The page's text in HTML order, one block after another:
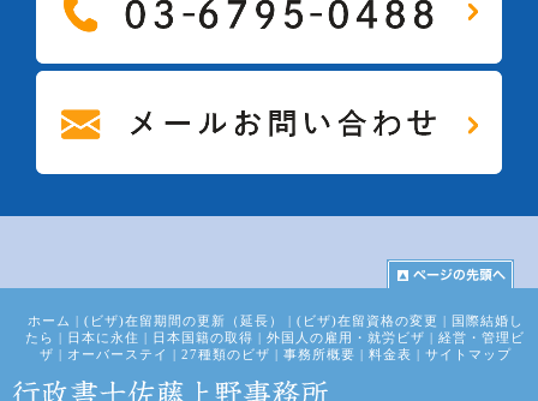
ホーム | (ビザ)在留期間の更新（延長） | (ビザ)在留資格の変更 | 国際結婚し
たら | 日本に永住 | 日本国籍の取得 | 外国人の雇用・就労ビザ | 経営・管理ビ
ザ | オーバーステイ | 27種類のビザ | 事務所概要 | 料金表 | サイトマップ